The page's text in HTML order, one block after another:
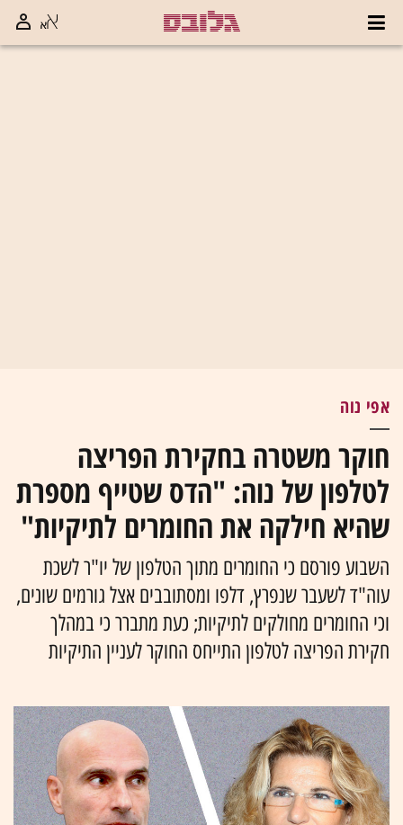
אפי נוה
חוקר משטרה בחקירת הפריצה
לטלפון של נוה: "הדס שטייף מספרת
שהיא חילקה את החומרים לתיקיות"
השבוע פורסם כי החומרים מתוך הטלפון של יו"ר לשכת
עוה"ד לשעבר שנפרץ, דלפו ומסתובבים אצל גורמים שונים,
וכי החומרים מחולקים לתיקיות; כעת מתברר כי במהלך
חקירת הפריצה לטלפון התייחס החוקר לעניין התיקיות